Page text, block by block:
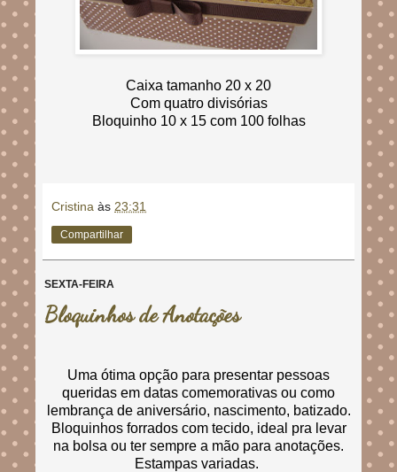
Caixa tamanho 20 x 20
Com quatro divisórias
Bloquinho 10 x 15 com 100 folhas
Cristina às 23:31
Compartilhar
SEXTA-FEIRA
Bloquinhos de Anotações
Uma ótima opção para presentar pessoas
queridas em datas comemorativas ou como
lembrança de aniversário, nascimento, batizado.
Bloquinhos forrados com tecido, ideal pra levar
na bolsa ou ter sempre a mão para anotações.
Estampas variadas.